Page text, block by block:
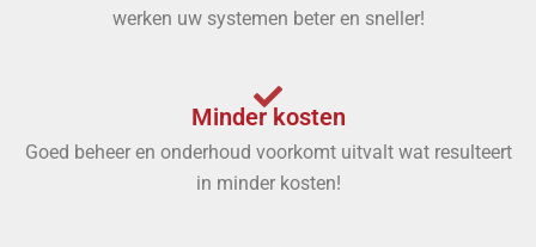
werken uw systemen beter en sneller!
Minder kosten
Goed beheer en onderhoud voorkomt uitvalt wat resulteert
in minder kosten!